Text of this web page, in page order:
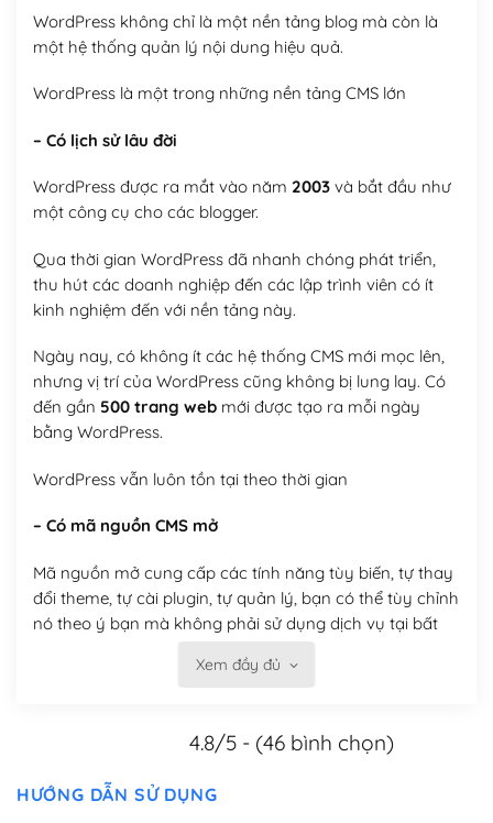
WordPress không chỉ là một nền tảng blog mà còn là
một hệ thống quản lý nội dung hiệu quả.
WordPress là một trong những nền tảng CMS lớn
– Có lịch sử lâu đời
WordPress được ra mắt vào năm 2003và bắt đầu như
một công cụ cho các blogger.
Qua thời gian WordPress đã nhanh chóng phát triển,
thu hút các doanh nghiệp đến các lập trình viên có ít
kinh nghiệm đến với nền tảng này.
Ngày nay, có không ít các hệ thống CMS mới mọc lên,
nhưng vị trí của WordPress cũng không bị lung lay. Có
đến gần 500 trang webmới được tạo ra mỗi ngày
bằng WordPress.
WordPress vẫn luôn tồn tại theo thời gian
– Có mã nguồn CMS mở
Mã nguồn mở cung cấp các tính năng tùy biến, tự thay
đổi theme, tự cài plugin, tự quản lý, bạn có thể tùy chỉnh
nó theo ý bạn mà không phải sử dụng dịch vụ tại bất
Xem đầy đủ
4.8/5 - (46 bình chọn)
HƯỚNG DẪN SỬ DỤNG